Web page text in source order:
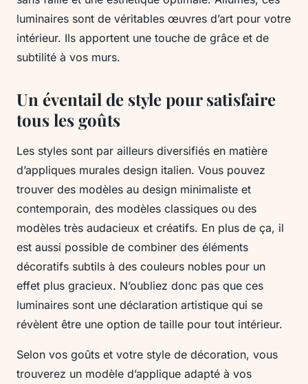
luminaires sont de véritables œuvres d’art pour votre
intérieur. Ils apportent une touche de grâce et de
subtilité à vos murs.
Un éventail de style pour satisfaire
tous les goûts
Les styles sont par ailleurs diversifiés en matière
d’appliques murales design italien. Vous pouvez
trouver des modèles au design minimaliste et
contemporain, des modèles classiques ou des
modèles très audacieux et créatifs. En plus de ça, il
est aussi possible de combiner des éléments
décoratifs subtils à des couleurs nobles pour un
effet plus gracieux. N’oubliez donc pas que ces
luminaires sont une déclaration artistique qui se
révèlent être une option de taille pour tout intérieur.
Selon vos goûts et votre style de décoration, vous
trouverez un modèle d’applique adapté à vos